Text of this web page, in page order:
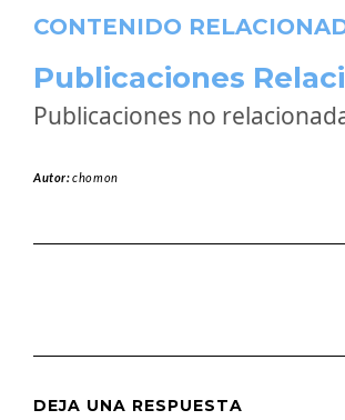
CONTENIDO
Publicaciones
Publicaciones no
Autor:chomon
DEJA UNA RESPUESTA